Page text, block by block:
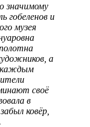
значимому
гобеленов и
музея
а
каждым
своё
в
ковёр,